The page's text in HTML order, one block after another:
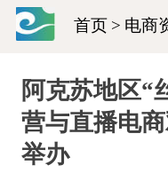
首页 > 电商
阿克苏‍‍地区“
营与直播电
举办